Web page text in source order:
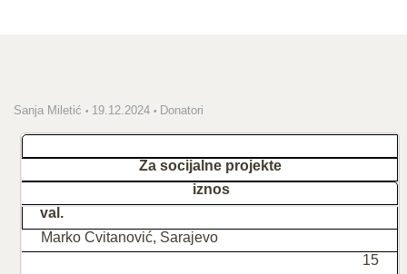
Sanja Miletić 19.12.2024 Donatori
Za socijalne projekte
iznos
val.
Marko Cvitanović, Sarajevo
15